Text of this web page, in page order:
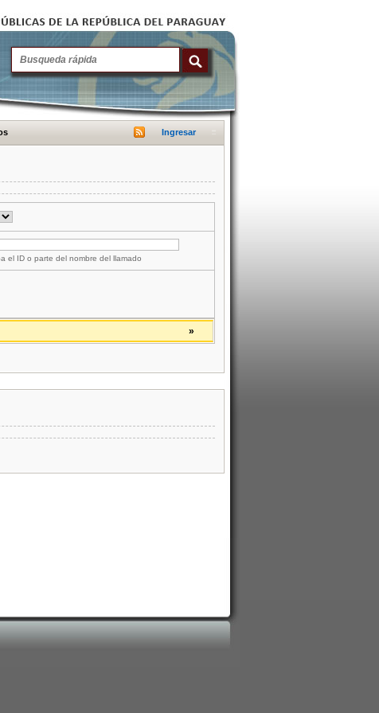
Ingresar
el ID o parte del nombre del llamado
»